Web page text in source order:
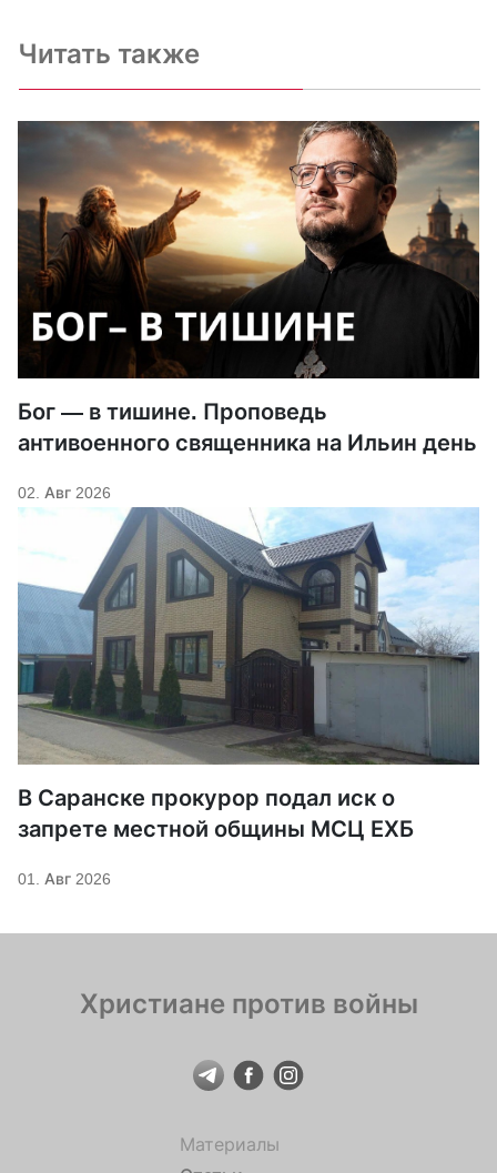
Читать также
Бог — в тишине. Проповедь
антивоенного священника на Ильин день
02. Авг 2026
В Саранске прокурор подал иск о
запрете местной общины МСЦ ЕХБ
01. Авг 2026
Христиане против войны
Материалы